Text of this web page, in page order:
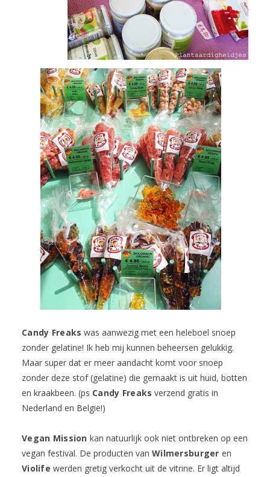
Candy Freaks was aanwezig met een heleboel snoep
zonder gelatine! Ik heb mij kunnen beheersen gelukkig.
Maar super dat er meer aandacht komt voor snoep
zonder deze stof (gelatine) die gemaakt is uit huid, botten
en kraakbeen. (ps Candy Freaks verzend gratis in
Nederland en België!)
Vegan Mission kan natuurlijk ook niet ontbreken op een
vegan festival. De producten van Wilmersburger en
Violifewerden gretig verkocht uit de vitrine. Er ligt altijd